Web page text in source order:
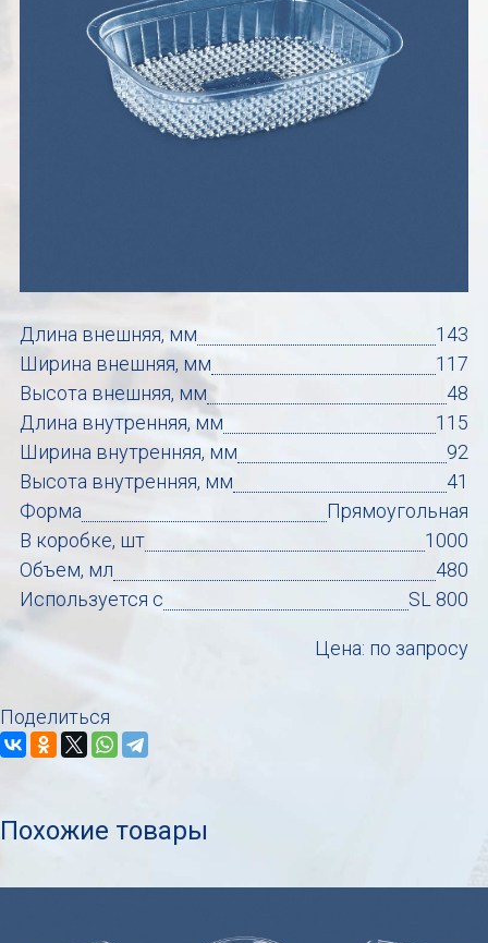
Длина внешняя, мм
143
Ширина внешняя, мм
117
Высота внешняя, мм
48
Длина внутренняя, мм
115
Ширина внутренняя, мм
92
Высота внутренняя, мм
41
Форма
Прямоугольная
В коробке, шт
1000
Объем, мл
480
Используется с
SL 800
Цена: по запросу
Поделиться
Похожие товары